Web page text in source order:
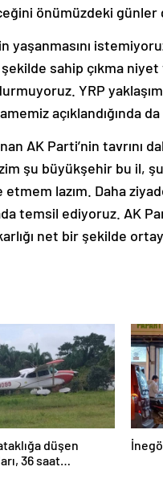
önümüzdeki günler
yaşanmasını
sahip çıkma
YRP
açıklandığında
AK Parti’nin tavrını
şu büyükşehir bu il,
etmem lazım. Daha
temsil ediyoruz. AK
net bir şekilde
düşen
36 saat